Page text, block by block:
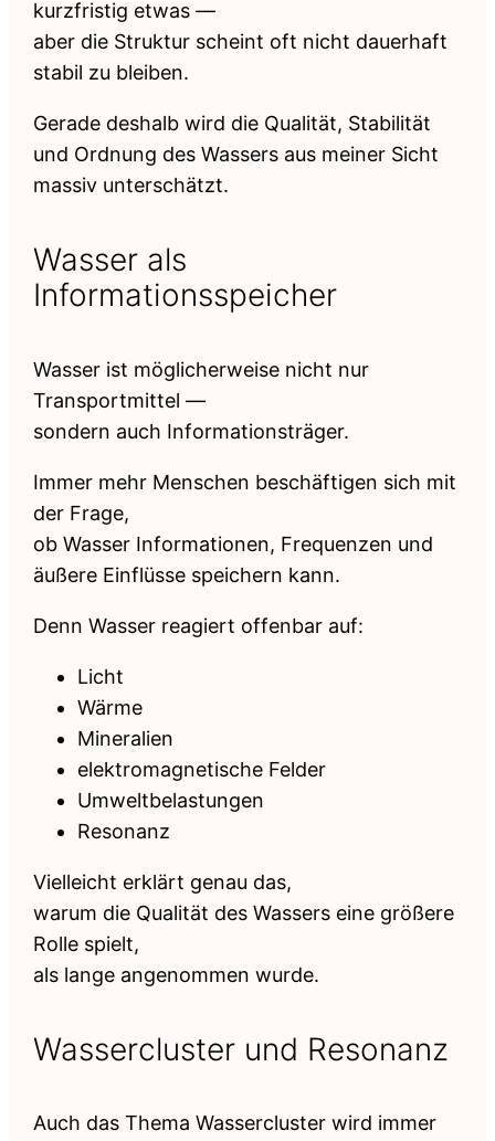
kurzfristig etwas —
aber die Struktur scheint oft nicht dauerhaft
stabil zu bleiben.
Gerade deshalb wird die Qualität, Stabilität
und Ordnung des Wassers aus meiner Sicht
massiv unterschätzt.
Wasser als
Informationsspeicher
Wasser ist möglicherweise nicht nur
Transportmittel —
sondern auch Informationsträger.
Immer mehr Menschen beschäftigen sich mit
der Frage,
ob Wasser Informationen, Frequenzen und
äußere Einflüsse speichern kann.
Denn Wasser reagiert offenbar auf:
Licht
Wärme
Mineralien
elektromagnetische Felder
Umweltbelastungen
Resonanz
Vielleicht erklärt genau das,
warum die Qualität des Wassers eine größere
Rolle spielt,
als lange angenommen wurde.
Wassercluster und Resonanz
Auch das Thema Wassercluster wird immer